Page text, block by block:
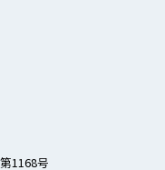
1168号